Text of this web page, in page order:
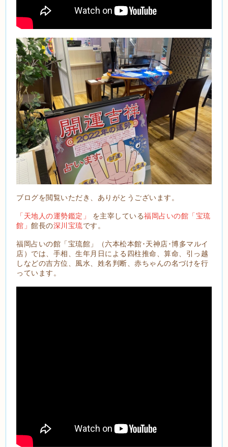
ブログを閲覧いただき、ありがとうございます。
「天地人の運勢鑑定」 を主宰している福岡占いの館「宝琉
館」館長の深川宝琉です。
福岡占いの館「宝琉館」（六本松本館･天神店･博多マルイ
店）では、手相、生年月日による四柱推命、算命、引っ越
しなどの吉方位、風水、姓名判断、赤ちゃんの名づけを行
っています。